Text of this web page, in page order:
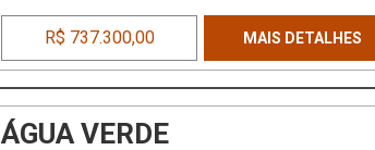
R$ 737.300,00 MAIS DETALHES
ÁGUA VERDE